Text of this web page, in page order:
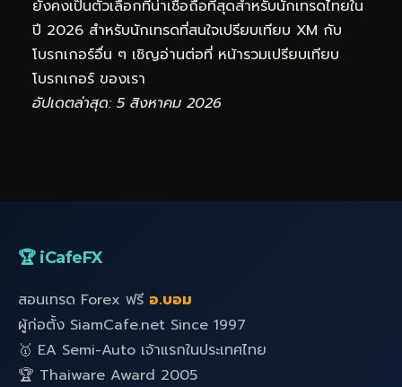
ยังคงเป็นตัวเลือกที่น่าเชื่อถือที่สุดสำหรับนักเทรดไทยใน
ปี 2026 สำหรับนักเทรดที่สนใจเปรียบเทียบ XM กับ
โบรกเกอร์อื่น ๆ เชิญอ่านต่อที่ หน้ารวมเปรียบเทียบ
โบรกเกอร์ ของเรา
อัปเดตล่าสุด: 5 สิงหาคม 2026
🏆 iCafeFX
สอนเทรด Forex ฟรี อ.บอม
ผู้ก่อตั้ง SiamCafe.net Since 1997
🥇 EA Semi-Auto เจ้าแรกในประเทศไทย
🏆 Thaiware Award 2005